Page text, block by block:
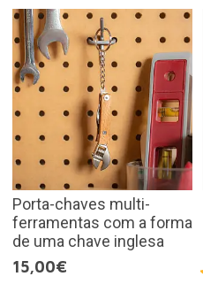
Porta-chaves multi-
ferramentas com a forma
de uma chave inglesa
15,00€